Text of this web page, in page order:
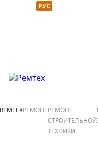
Язык сайта :
РУС
открыть или закрыть
REMTEXРЕМОНТРЕМОНТ
СТРОИТЕЛЬНОЙ
ТЕХНИКИ